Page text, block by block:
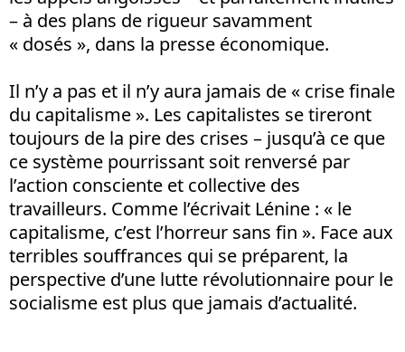
– à des plans de rigueur savamment
« dosés », dans la presse économique.
Il n’y a pas et il n’y aura jamais de « crise finale
du capitalisme ». Les capitalistes se tireront
toujours de la pire des crises – jusqu’à ce que
ce système pourrissant soit renversé par
l’action consciente et collective des
travailleurs. Comme l’écrivait Lénine : « le
capitalisme, c’est l’horreur sans fin ». Face aux
terribles souffrances qui se préparent, la
perspective d’une lutte révolutionnaire pour le
socialisme est plus que jamais d’actualité.